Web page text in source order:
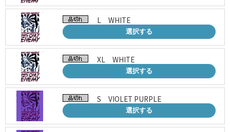
L WHITE
選択する
XL WHITE
選択する
S VIOLET PURPLE
選択する